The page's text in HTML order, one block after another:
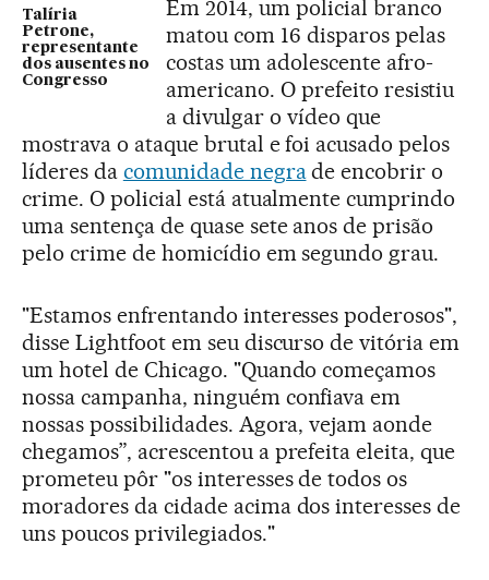
Talíria
Petrone,
representante
dos ausentes no
Congresso
Em 2014, um policial branco
matou com 16 disparos pelas
costas um adolescente afro-
americano. O prefeito resistiu
a divulgar o vídeo que
mostrava o ataque brutal e foi acusado pelos
líderes da comunidade negrade encobrir o
crime. O policial está atualmente cumprindo
uma sentença de quase sete anos de prisão
pelo crime de homicídio em segundo grau.
"Estamos enfrentando interesses poderosos",
disse Lightfoot em seu discurso de vitória em
um hotel de Chicago. "Quando começamos
nossa campanha, ninguém confiava em
nossas possibilidades. Agora, vejam aonde
chegamos”, acrescentou a prefeita eleita, que
prometeu pôr "os interesses de todos os
moradores da cidade acima dos interesses de
uns poucos privilegiados."